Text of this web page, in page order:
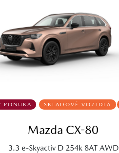
PONUKA SKLADOVÉ VOZIDLÁ
Mazda CX-80
3.3 e-Skyactiv D 254k 8AT AWD